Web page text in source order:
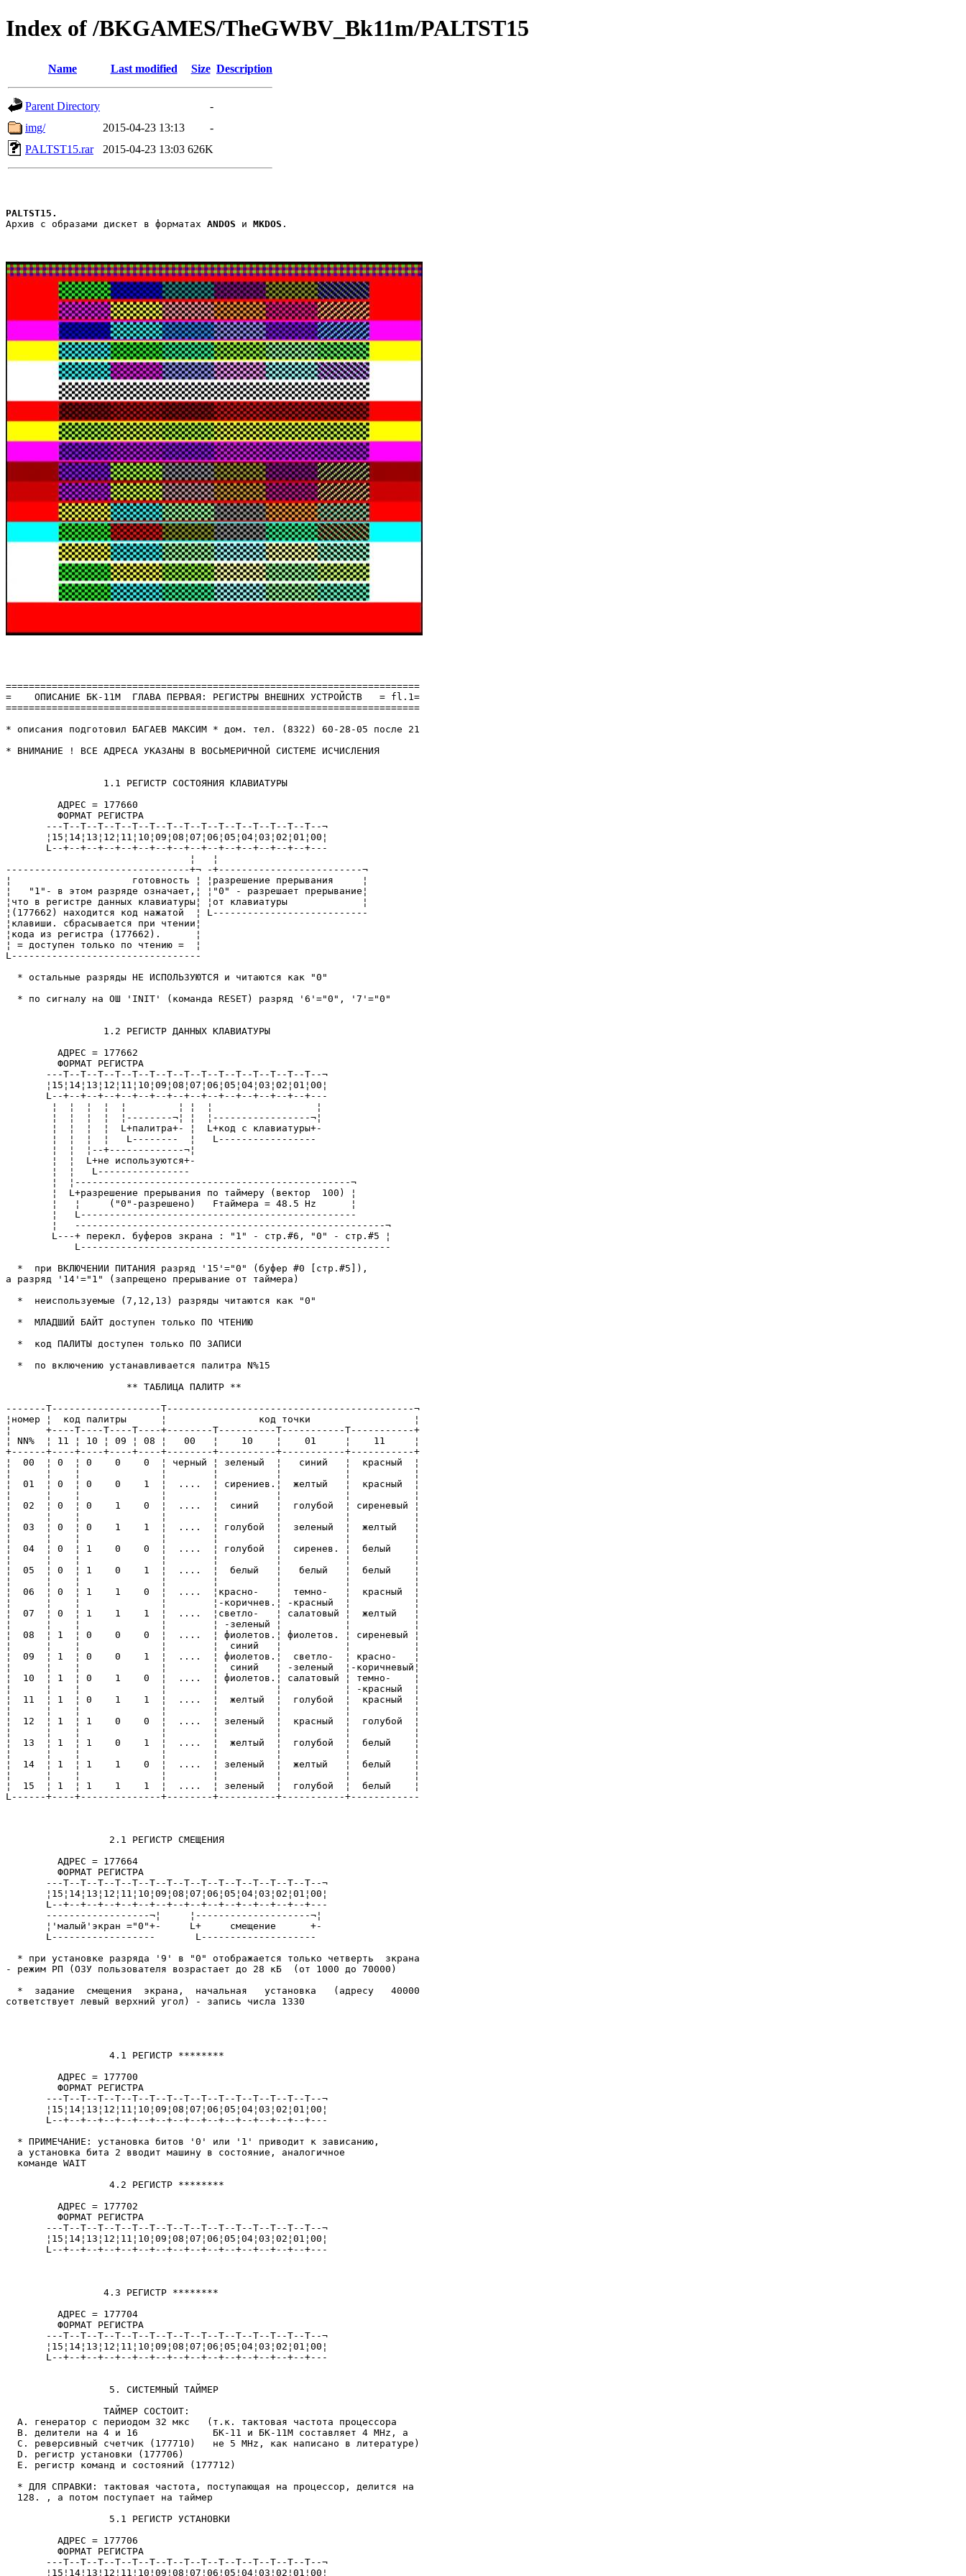
Index of /BKGAMES/TheGWBV_Bk11m/PALTST15
Name Last modified Size Description
Parent Directory
-
img/
2015-04-23 13:13
-
PALTST15.rar
2015-04-23 13:03 626K
PALTST15.
Aрхив с образами дискет в форматах ANDOS и MKDOS